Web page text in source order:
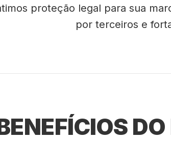
proteção legal para sua
por terceiros e